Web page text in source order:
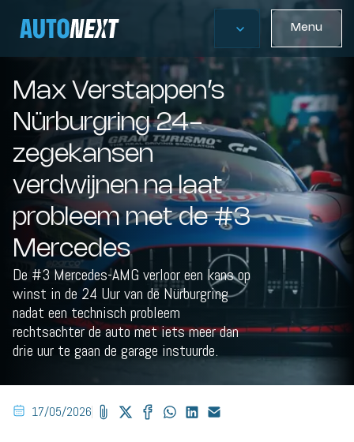
Menu
Max Verstappen’s
Nürburgring 24-
zegekansen
verdwijnen na laat
probleem met de #3
Mercedes
De #3 Mercedes-AMG verloor een kans op
winst in de 24 Uur van de Nürburgring
nadat een technisch probleem
rechtsachter de auto met iets meer dan
drie uur te gaan de garage instuurde.
17/05/2026